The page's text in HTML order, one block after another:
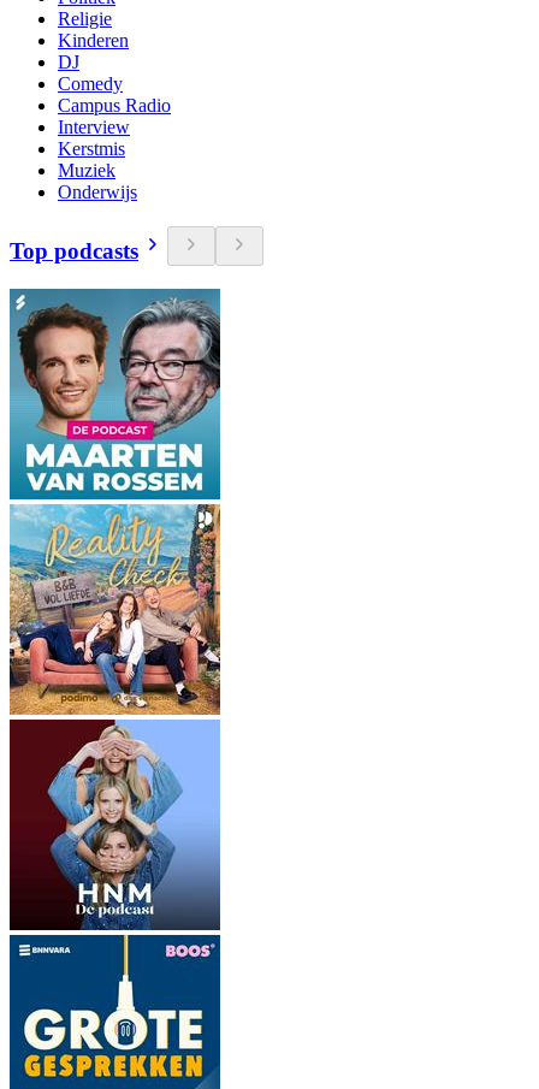
Religie
Kinderen
DJ
Comedy
Campus Radio
Interview
Kerstmis
Muziek
Onderwijs
Top podcasts